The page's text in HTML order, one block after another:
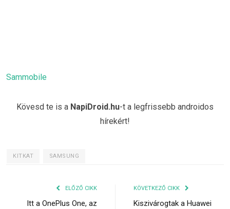
Sammobile
Kövesd te is a NapiDroid.hu-t a legfrissebb androidos
hírekért!
KITKAT SAMSUNG
ELŐZŐ CIKK
Itt a OnePlus One, az
KÖVETKEZŐ CIKK
Kiszivárogtak a Huawei